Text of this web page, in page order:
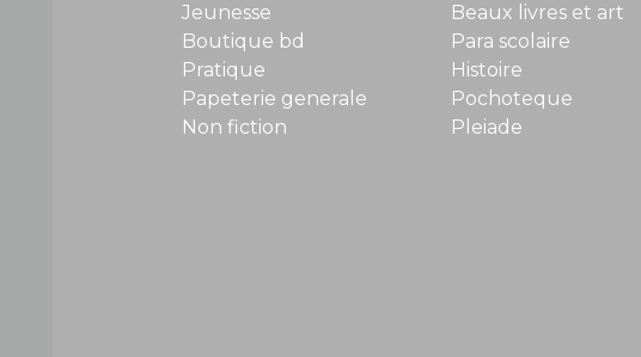
Jeunesse
Boutique bd
Pratique
Papeterie generale
Non fiction
Beaux livres et art
Para scolaire
Histoire
Pochoteque
Pleiade